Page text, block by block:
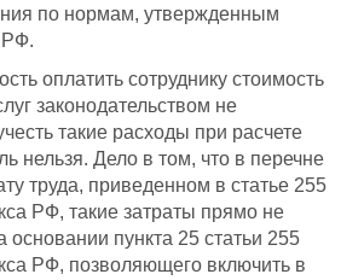
по нормам, утвержденным
РФ.
оплатить сотруднику стоимость
законодательством не
такие расходы при расчете
нельзя. Дело в том, что в перечне
труда, приведенном в статье 255
РФ, такие затраты прямо не
пункта 25 статьи 255
РФ, позволяющего включить в